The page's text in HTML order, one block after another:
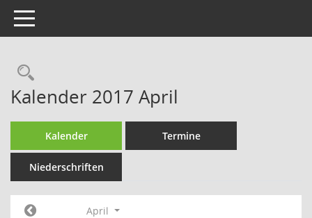
Toggle navigation
Rechercheauswahl
Kalender 2017 April
Kalender Termine
Niederschriften
April